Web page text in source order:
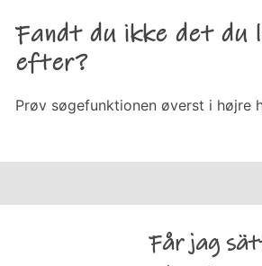
Fandt du ikke det du
efter?
Prøv søgefunktionen øverst i højre
Får jag